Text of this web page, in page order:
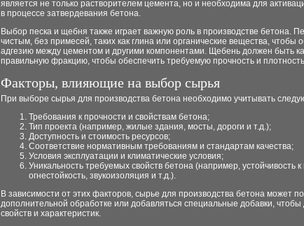
является не только растворителем цемента, но и необходима для
в процессе затвердевания бетона.
Выбор песка и щебня также играет важную роль в производстве бетона.
чистым, без примесей, таких как глина или органические вещества, чтобы
адгезию между цементом и другими компонентами. Щебень должен быть
правильную фракцию, чтобы обеспечить требуемую прочность и
Факторы, влияющие на выбор сырья
При выборе сырья для производства бетона необходимо учитывать
Требования к прочности и свойствам бетона;
Тип проекта (например, жилые здания, мосты, дороги и т.д.);
Доступность и стоимость ресурсов;
Соответствие нормативным требованиям и стандартам качества;
Условия эксплуатации и климатические условия;
Уникальность требуемых свойств бетона (например, устойчивость
огнестойкость, звукоизоляция и т.д.).
В зависимости от этих факторов, сырье для производства бетона может
дополнительной обработке или добавляться специальные добавки, чтобы
свойств и характеристик.